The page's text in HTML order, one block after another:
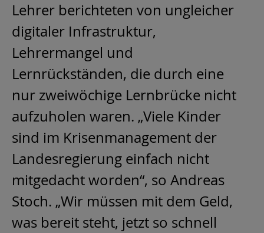
Lehrer berichteten von ungleicher
digitaler Infrastruktur,
Lehrermangel und
Lernrückständen, die durch eine
nur zweiwöchige Lernbrücke nicht
aufzuholen waren. „Viele Kinder
sind im Krisenmanagement der
Landesregierung einfach nicht
mitgedacht worden“, so Andreas
Stoch. „Wir müssen mit dem Geld,
was bereit steht, jetzt so schnell